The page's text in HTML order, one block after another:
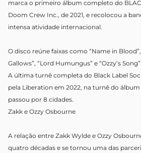
marca o primeiro álbum completo do
Doom Crew Inc., de 2021, e recolocou a
intensa atividade internacional.
O disco reúne faixas como “Name in
Gallows”, “Lord Humungus” e “Ozzy’s Song”.
A última turnê completa do Black Label
pela Liberation em 2022, na turnê do
passou por 8 cidades.
Zakk e Ozzy Osbourne
A relação entre Zakk Wylde e Ozzy
quatro décadas e se tornou uma das